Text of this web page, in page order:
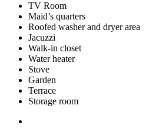
TV Room
Maid’s quarters
Roofed washer and dryer area
Jacuzzi
Walk-in closet
Water heater
Stove
Garden
Terrace
Storage room